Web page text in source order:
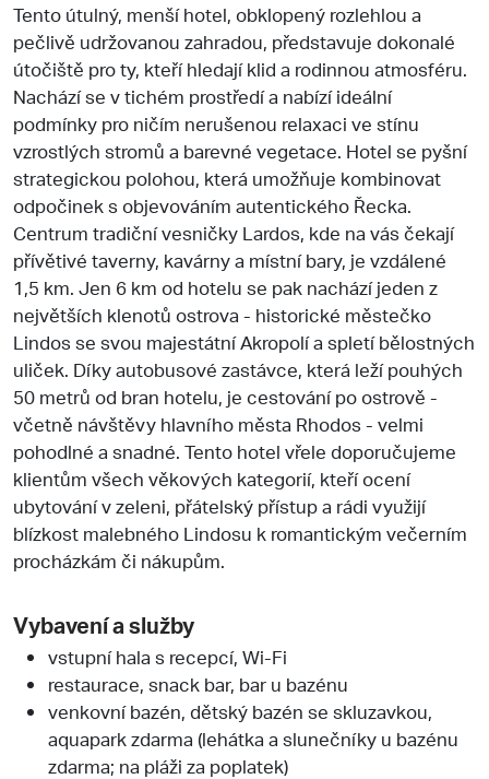
Tento útulný, menší hotel, obklopený rozlehlou a
pečlivě udržovanou zahradou, představuje dokonalé
útočiště pro ty, kteří hledají klid a rodinnou atmosféru.
Nachází se v tichém prostředí a nabízí ideální
podmínky pro ničím nerušenou relaxaci ve stínu
vzrostlých stromů a barevné vegetace. Hotel se pyšní
strategickou polohou, která umožňuje kombinovat
odpočinek s objevováním autentického Řecka.
Centrum tradiční vesničky Lardos, kde na vás čekají
přívětivé taverny, kavárny a místní bary, je vzdálené
1,5 km. Jen 6 km od hotelu se pak nachází jeden z
největších klenotů ostrova - historické městečko
Lindos se svou majestátní Akropolí a spletí bělostných
uliček. Díky autobusové zastávce, která leží pouhých
50 metrů od bran hotelu, je cestování po ostrově -
včetně návštěvy hlavního města Rhodos - velmi
pohodlné a snadné. Tento hotel vřele doporučujeme
klientům všech věkových kategorií, kteří ocení
ubytování v zeleni, přátelský přístup a rádi využijí
blízkost malebného Lindosu k romantickým večerním
procházkám či nákupům.
Vybavení a služby
vstupní hala s recepcí, Wi-Fi
restaurace, snack bar, bar u bazénu
venkovní bazén, dětský bazén se skluzavkou,
aquapark zdarma (lehátka a slunečníky u bazénu
zdarma; na pláži za poplatek)